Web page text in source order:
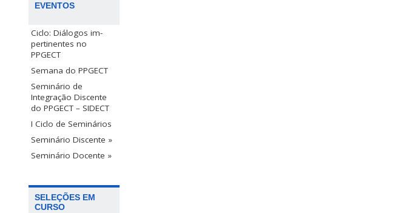
EVENTOS
Ciclo: Diálogos im-
pertinentes no
PPGECT
Semana do PPGECT
Seminário de
Integração Discente
do PPGECT – SIDECT
I Ciclo de Seminários
Seminário Discente »
Seminário Docente »
SELEÇÕES EM
CURSO